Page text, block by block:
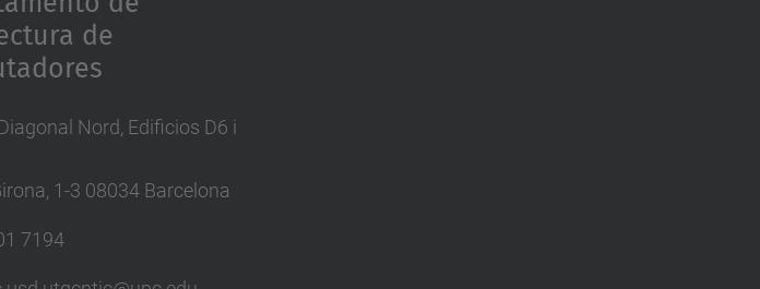
de
Nord, Edificios D6 i
1-3 08034 Barcelona
7194